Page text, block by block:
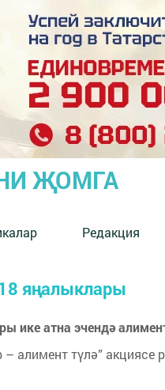
ҖОМГА
Редакция
яңалыклары
ике атна эчендә
алимент түлә” акциясе